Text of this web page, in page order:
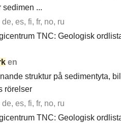
sedimen ...
de, es, fi, fr, no, ru
TNC: Geologisk
en
struktur på sedimentyta,
rörelser
de, es, fi, fr, no, ru
TNC: Geologisk